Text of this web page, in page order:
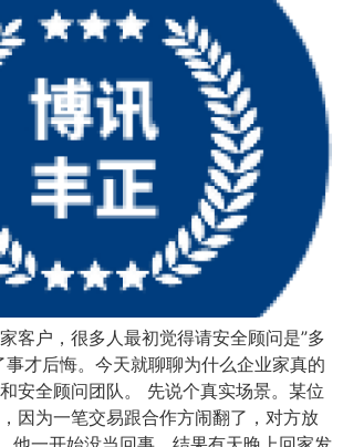
客户，很多人最初觉得请安全顾问是”多
事才后悔。今天就聊聊为什么企业家真的
安全顾问团队。 先说个真实场景。某位
因为一笔交易跟合作方闹翻了，对方放